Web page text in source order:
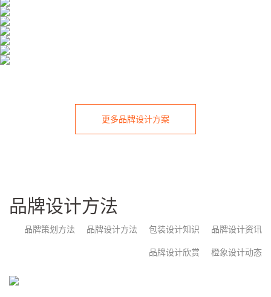
更多品牌设计方案
品牌设计方法
品牌策划方法 品牌设计方法 包装设计知识 品牌设计资讯
品牌设计欣赏 橙象设计动态